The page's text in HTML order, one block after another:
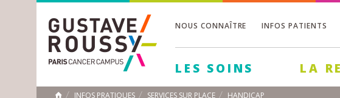
NOUS CONNAÎTRE INFOS PATIENTS
LES SOINS LA
INFOS PRATIQUES SERVICES SUR PLACE HANDICAP